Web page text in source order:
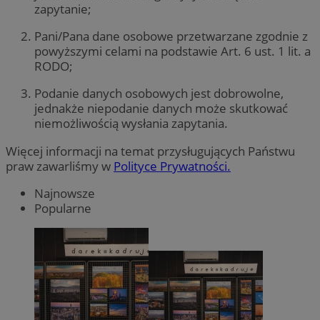
zapytanie;
Pani/Pana dane osobowe przetwarzane zgodnie z
powyższymi celami na podstawie Art. 6 ust. 1 lit. a
RODO;
Podanie danych osobowych jest dobrowolne,
jednakże niepodanie danych może skutkować
niemożliwością wysłania zapytania.
Więcej informacji na temat przysługujących Państwu
praw zawarliśmy w Polityce Prywatności.
Najnowsze
Popularne